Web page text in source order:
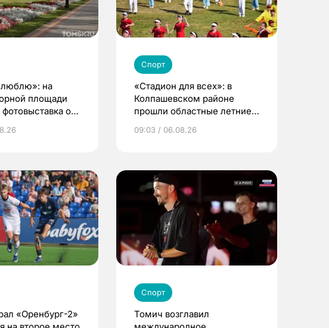
люблю»: на
площади
фотовыставка о
Спорт
«Стадион для всех»: в
Колпашевском районе
прошли областные летние
09:03 / 06.08.26
«Оренбург-2»
Спорт
Томич возглавил